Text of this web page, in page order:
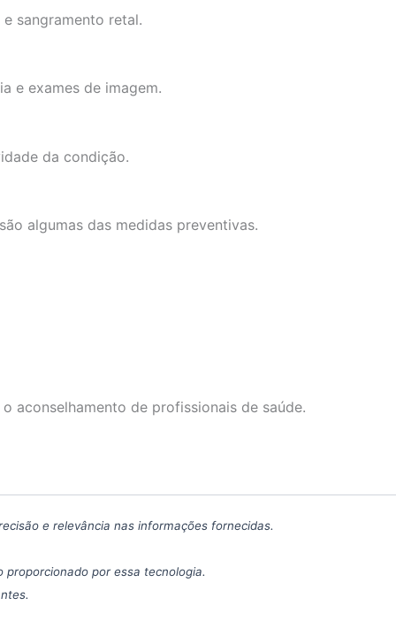
sangramento retal.
e exames de imagem.
da condição.
algumas das medidas preventivas.
aconselhamento de profissionais de saúde.
e relevância nas informações fornecidas.
por essa tecnologia.